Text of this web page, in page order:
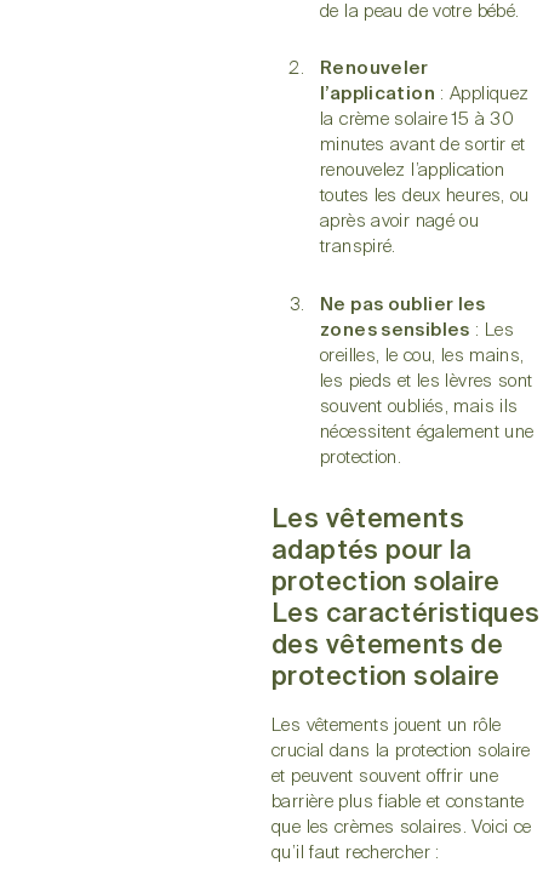
de la peau de votre bébé.
Renouveler
l’application : Appliquez
la crème solaire 15 à 30
minutes avant de sortir et
renouvelez l’application
toutes les deux heures, ou
après avoir nagé ou
transpiré.
Ne pas oublier les
zones sensibles : Les
oreilles, le cou, les mains,
les pieds et les lèvres sont
souvent oubliés, mais ils
nécessitent également une
protection.
Les vêtements
adaptés pour la
protection solaire
Les caractéristiques
des vêtements de
protection solaire
Les vêtements jouent un rôle
crucial dans la protection solaire
et peuvent souvent offrir une
barrière plus fiable et constante
que les crèmes solaires. Voici ce
qu’il faut rechercher :